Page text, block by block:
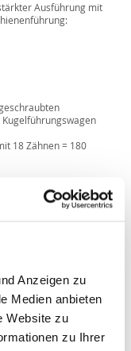
Anzeigen zu
Medien anbieten
Website zu
zu Ihrer
Ausführung mit
18 Zähnen = 180